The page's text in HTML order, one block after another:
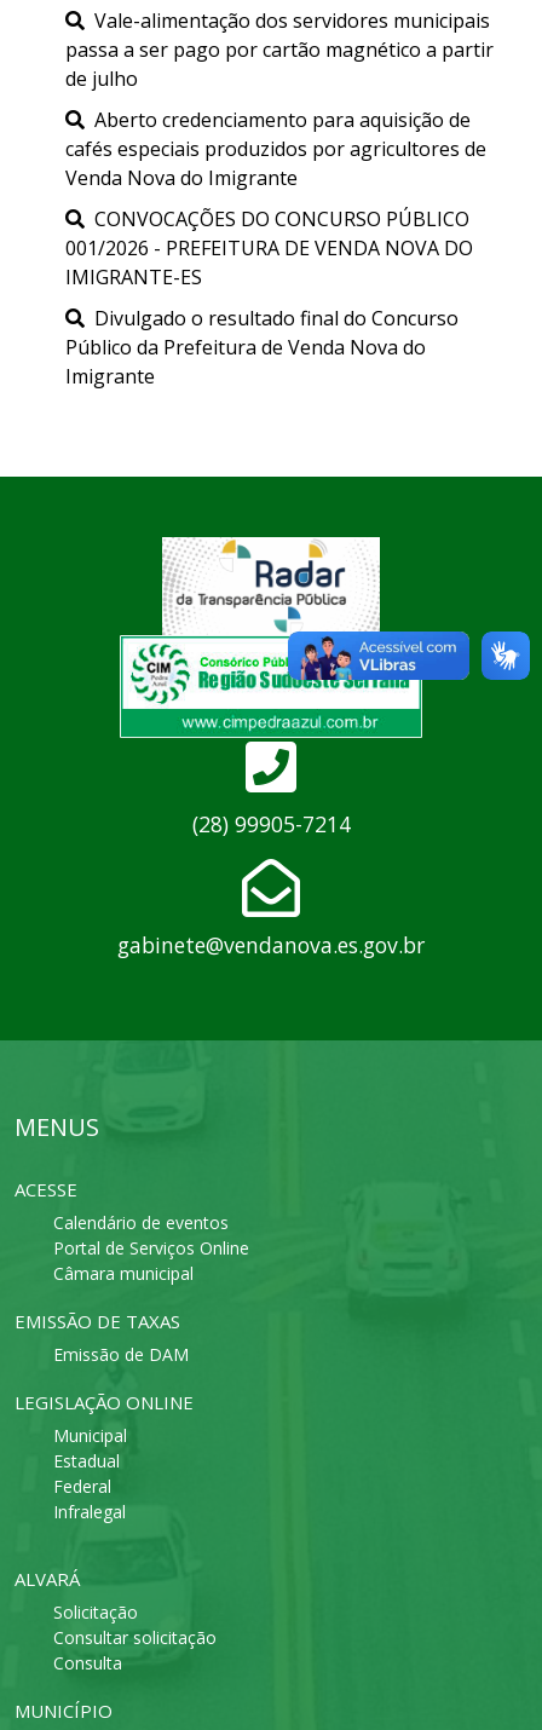
Vale-alimentação dos servidores municipais
passa a ser pago por cartão magnético a partir
de julho
Aberto credenciamento para aquisição de
cafés especiais produzidos por agricultores de
Venda Nova do Imigrante
CONVOCAÇÕES DO CONCURSO PÚBLICO
001/2026 - PREFEITURA DE VENDA NOVA DO
IMIGRANTE-ES
Divulgado o resultado final do Concurso
Público da Prefeitura de Venda Nova do
Imigrante
(28) 99905-7214
gabinete@vendanova.es.gov.br
MENUS
ACESSE
Calendário de eventos
Portal de Serviços Online
Câmara municipal
EMISSÃO DE TAXAS
Emissão de DAM
LEGISLAÇÃO ONLINE
Municipal
Estadual
Federal
Infralegal
ALVARÁ
Solicitação
Consultar solicitação
Consulta
MUNICÍPIO